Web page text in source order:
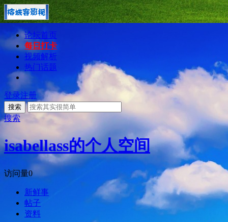
论坛首页
每日打卡
视频解析
热门话题
登录注册
搜索
搜索
isabellass的个人空间
访问量0
新鲜事
帖子
资料